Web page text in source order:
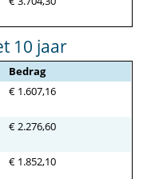
10 jaar
Bedrag
€ 1.607,16
€ 2.276,60
€ 1.852,10